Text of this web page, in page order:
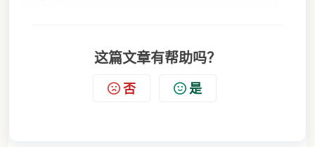
这篇文章有帮助吗？
否 是